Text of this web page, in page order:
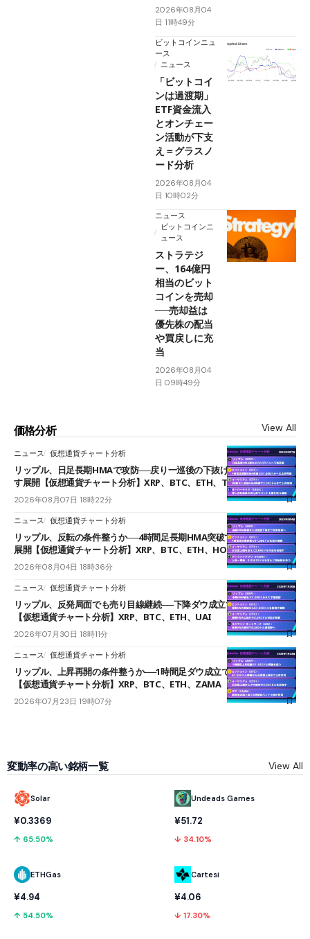
2026年08月04
日 11時49分
ビットコインニュ
ース
ニュース
「ビットコイ
ンは過渡期」
ETF資金流入
とオンチェー
ン活動が下支
え＝グラスノ
ード分析
2026年08月04
日 10時02分
ニュース
ビットコインニ
ュース
ストラテジ
ー、164億円
相当のビット
コインを売却
──売却益は
優先株の配当
や買戻しに充
当
2026年08月04
日 09時49分
価格分析 View All
ニュース 仮想通貨チャート分析
リップル、日足長期HMAで攻防──戻り一巡後の下抜けで0.95ドルを試
す展開【仮想通貨チャート分析】XRP、BTC、ETH、TAKE
2026年08月07日 18時22分
ニュース 仮想通貨チャート分析
リップル、反転の条件整うか──4時間足長期HMA突破で雲下端を目指す
展開【仮想通貨チャート分析】XRP、BTC、ETH、HOME
2026年08月04日 18時36分
ニュース 仮想通貨チャート分析
リップル、反発局面でも売り目線継続──下降ダウ成立で下値追う展開
【仮想通貨チャート分析】XRP、BTC、ETH、UAI
2026年07月30日 18時11分
ニュース 仮想通貨チャート分析
リップル、上昇再開の条件整うか──1時間足ダウ成立で1.185ドルを狙う
【仮想通貨チャート分析】XRP、BTC、ETH、ZAMA
2026年07月23日 19時07分
変動率の高い銘柄一覧 View All
Solar
¥0.3369
↑ 65.50%
ETHGas
¥4.94
↑ 54.50%
Undeads Games
¥51.72
↓ 34.10%
Cartesi
¥4.06
↓ 17.30%